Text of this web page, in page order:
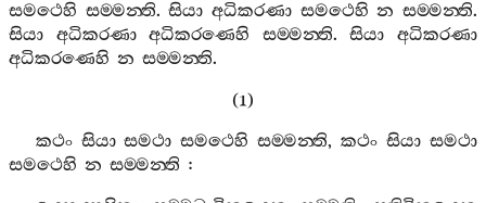
සමථෙහි සම‍්මන‍්ති.සියා අධිකරණා සමථෙහි න සම‍්මන‍්ති.
සියා
අධිකරණා අධිකරණෙහි සම‍්මන‍්ති.සියා
අධිකරණා
අධිකරණෙහි න සම‍්මන‍්ති.
(1)
කථං සියා සමථා සමථෙහි සම‍්මන‍්ති,කථං සියා සමථා
සමථෙහි න සම‍්මන‍්ති :